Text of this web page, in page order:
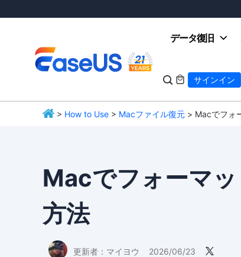
データ復旧
  サインイン
> How to Use > Macファイル復元 > Macでフォ
Macでフォーマ
方法
更新者： マイヨウ 2026/06/23 